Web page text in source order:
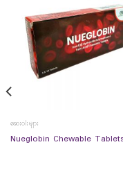
ဆေးဝါးများ
Nueglobin Chewable